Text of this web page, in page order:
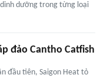
dưỡng trong từng loại
đảo Cantho Catfish
đầu tiên, Saigon Heat tỏ